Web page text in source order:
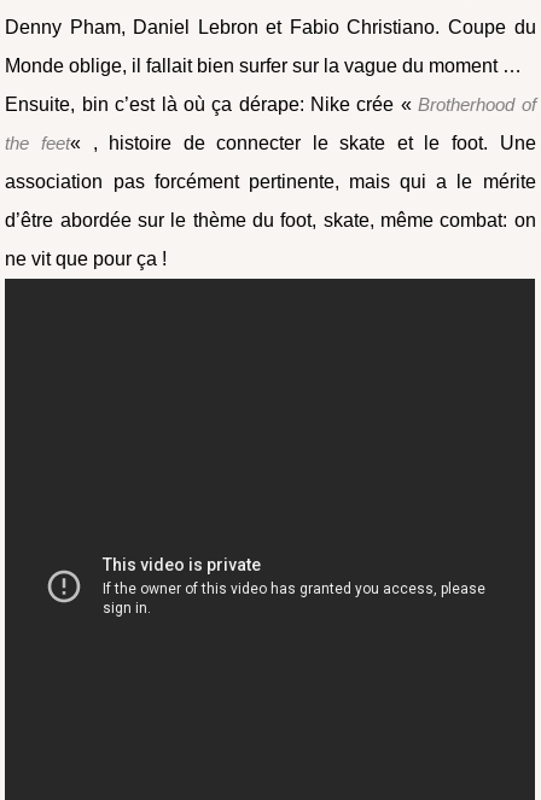
Denny Pham, Daniel Lebron et Fabio Christiano. Coupe du
Monde oblige, il fallait bien surfer sur la vague du moment …
Ensuite, bin c’est là où ça dérape: Nike crée «Brotherhood of
the feet« , histoire de connecter le skate et le foot. Une
association pas forcément pertinente, mais qui a le mérite
d’être abordée sur le thème du foot, skate, même combat: on
ne vit que pour ça !